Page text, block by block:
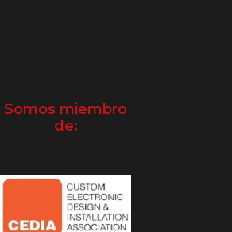
Somos miembro
de: